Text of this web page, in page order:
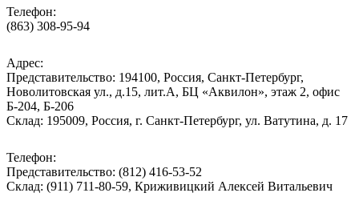
Телефон:
(863) 308-95-94
Адрес:
Представительство: 194100, Россия, Санкт-Петербург,
Новолитовская ул., д.15, лит.А, БЦ «Аквилон», этаж 2, офис
Б-204, Б-206
Склад: 195009, Россия, г. Санкт-Петербург, ул. Ватутина, д. 17
Телефон:
Представительство: (812) 416-53-52
Склад: (911) 711-80-59, Криживицкий Алексей Витальевич